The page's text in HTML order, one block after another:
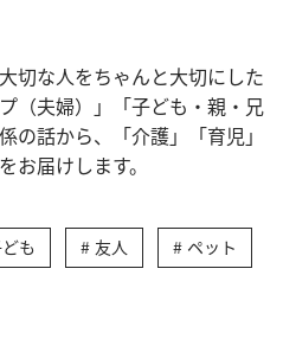
切な人をちゃんと大切にした
（夫婦）」「子ども・親・兄
の話から、「介護」「育児」
お届けします。
も 友人 ペット